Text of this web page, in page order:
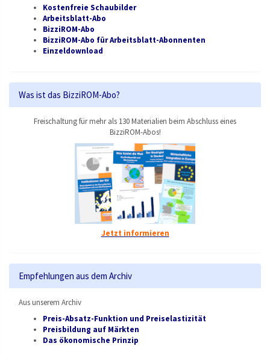
Kostenfreie Schaubilder
Arbeitsblatt-Abo
BizziROM-Abo
BizziROM-Abo für Arbeitsblatt-Abonnenten
Einzeldownload
Was ist das BizziROM-Abo?
Freischaltung für mehr als 130 Materialien beim Abschluss eines
BizziROM-Abos!
Jetzt informieren
Empfehlungen aus dem Archiv
Aus unserem Archiv
Preis-Absatz-Funktion und Preiselastizität
Preisbildung auf Märkten
Das ökonomische Prinzip